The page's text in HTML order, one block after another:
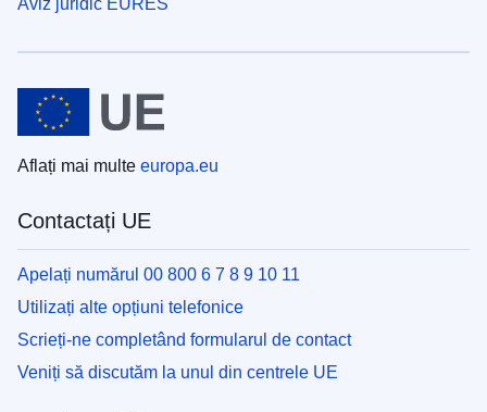
Aflați mai multe europa.eu
Contactați UE
Apelați numărul 00 800 6 7 8 9 10 11
Utilizați alte opțiuni telefonice
Scrieți-ne completând formularul de contact
Veniți să discutăm la unul din centrele UE